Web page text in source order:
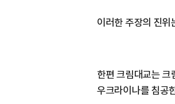
이러한 주장의 진위
한편 크림대교는
우크라이나를 침공